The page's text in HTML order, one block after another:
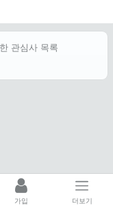
관심사 목록
가입 더보기